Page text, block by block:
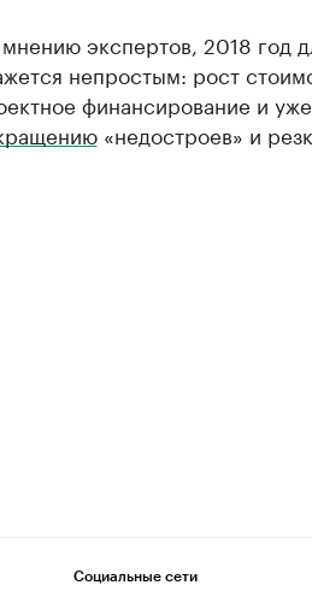
экспертов, 2018 год
непростым: рост
финансирование и
«недостроев» и
Социальные сети